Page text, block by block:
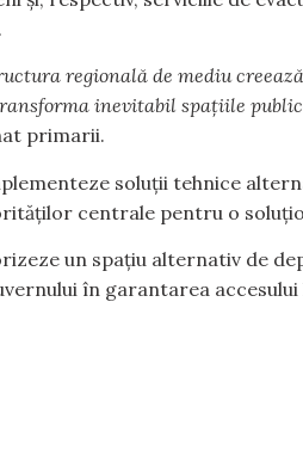
regională de mediu
inevitabil spațiile
primarii.
soluții tehnice
centrale pentru o
un spațiu alternativ de
în garantarea